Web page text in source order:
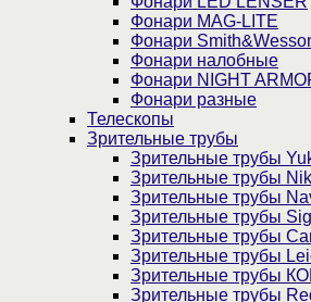
Фонари MAG-LITE
Фонари
Фонари налобные
Фонари NIGHT
Фонари разные
Телескопы
Зрительные трубы
Зрительные трубы
Зрительные трубы
Зрительные трубы
Зрительные трубы
Зрительные трубы
Зрительные трубы
Зрительные трубы
Зрительные трубы